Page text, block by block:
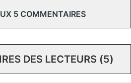
5 COMMENTAIRES
DES LECTEURS (5)